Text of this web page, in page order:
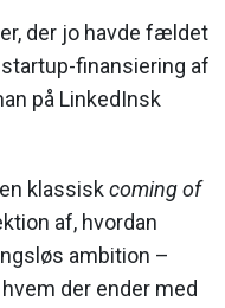
der jo havde fældet
finansiering af
på LinkedInsk
klassiskcoming of
af, hvordan
ambition –
der ender med